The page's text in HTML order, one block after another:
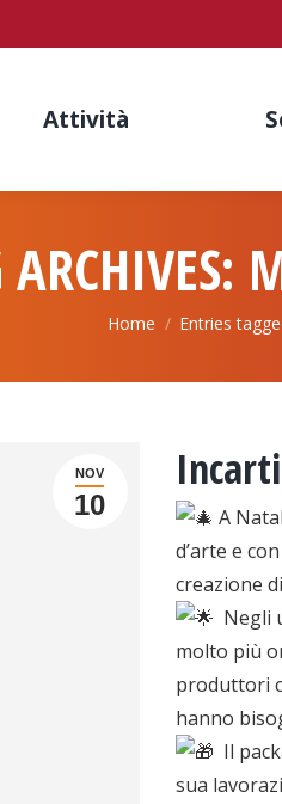
Attività
You are here:
Home Entries
NOV
10
A
d’arte e
creazione
Negli
molto più
produttori
hanno
Il
sua